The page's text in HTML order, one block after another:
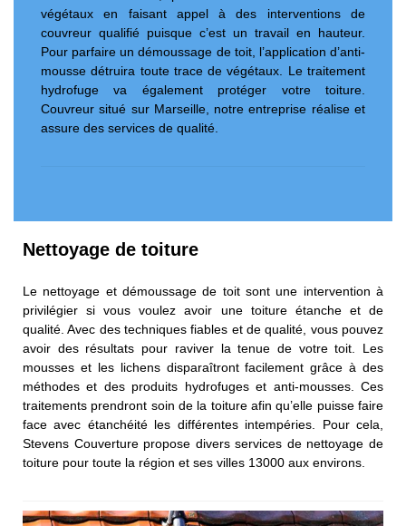
végétaux en faisant appel à des interventions de
couvreur qualifié puisque c’est un travail en hauteur.
Pour parfaire un démoussage de toit, l’application d’anti-
mousse détruira toute trace de végétaux. Le traitement
hydrofuge va également protéger votre toiture.
Couvreur situé sur Marseille, notre entreprise réalise et
assure des services de qualité.
Nettoyage de toiture
Le nettoyage et démoussage de toit sont une intervention à
privilégier si vous voulez avoir une toiture étanche et de
qualité. Avec des techniques fiables et de qualité, vous pouvez
avoir des résultats pour raviver la tenue de votre toit. Les
mousses et les lichens disparaîtront facilement grâce à des
méthodes et des produits hydrofuges et anti-mousses. Ces
traitements prendront soin de la toiture afin qu’elle puisse faire
face avec étanchéité les différentes intempéries. Pour cela,
Stevens Couverture propose divers services de nettoyage de
toiture pour toute la région et ses villes 13000 aux environs.